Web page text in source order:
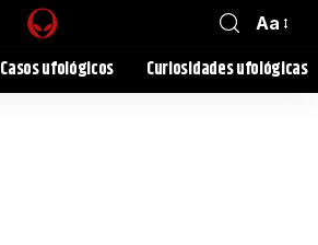
Aa
Casos ufológicos Curiosidades ufológicas